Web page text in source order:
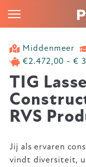
Middenmeer
€2.472,00 - €
TIG
RVS
Jij als ervaren
vindt diversiteit,